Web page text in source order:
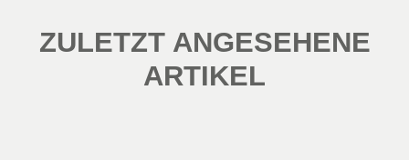
ZULETZT ANGESEHENE
ARTIKEL